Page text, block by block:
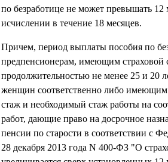
по безработице не может превышать
исчислении в течение 18 месяцев.
Причем, период выплаты пособия по
предпенсионерам, имеющим страховой
продолжительностью не менее 25 и 20
женщин соответственно либо имеющим
стаж и необходимый стаж работы на
работ, дающие право на досрочное
пенсии по старости в соответствии с
28 декабря 2013 года N 400-ФЗ "О